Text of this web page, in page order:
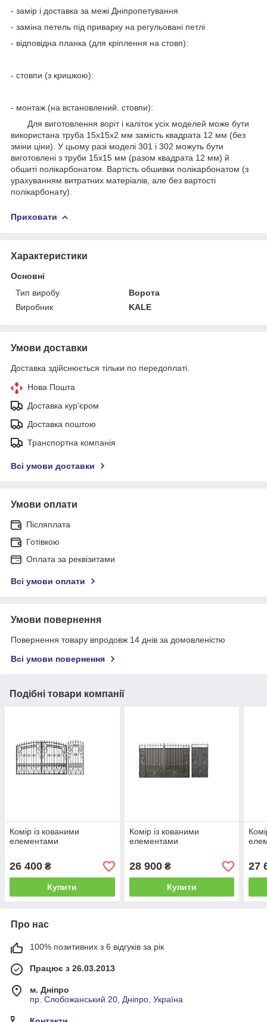
- замір і доставка за межі Дніпропетування
- заміна петель під приварку на регульовані петлі
- відповідна планка (для кріплення на стовп):
- стовпи (з кришкою):
- монтаж (на встановлений. стовпи):
Для виготовлення воріт і каліток усіх моделей може бути
використана труба 15х15х2 мм замість квадрата 12 мм (без
зміни ціни). У цьому разі моделі 301 і 302 можуть бути
виготовлені з труби 15х15 мм (разом квадрата 12 мм) й
обшиті полікарбонатом. Вартість обшивки полікарбонатом (з
урахуванням витратних матеріалів, але без вартості
полікарбонату).
Приховати
Характеристики
Основні
Тип виробу
Ворота
Виробник
KALE
Умови доставки
Доставка здійснюється тільки по передоплаті.
Нова Пошта
Доставка кур'єром
Доставка поштою
Транспортна компанія
Всі умови доставки
Умови оплати
Післяплата
Готівкою
Оплата за реквізитами
Всі умови оплати
Умови повернення
Повернення товару впродовж 14 днів за домовленістю
Всі умови повернення
Подібні товари компанії
Комір із кованими
елементами
26 400 ₴
Купити
Комір із кованими
елементами
28 900₴
Купити
27
Про нас
100% позитивних з 6 відгуків за рік
Працює з 26.03.2013
м. Дніпро
пр. Слобожанський 20, Дніпро, Україна